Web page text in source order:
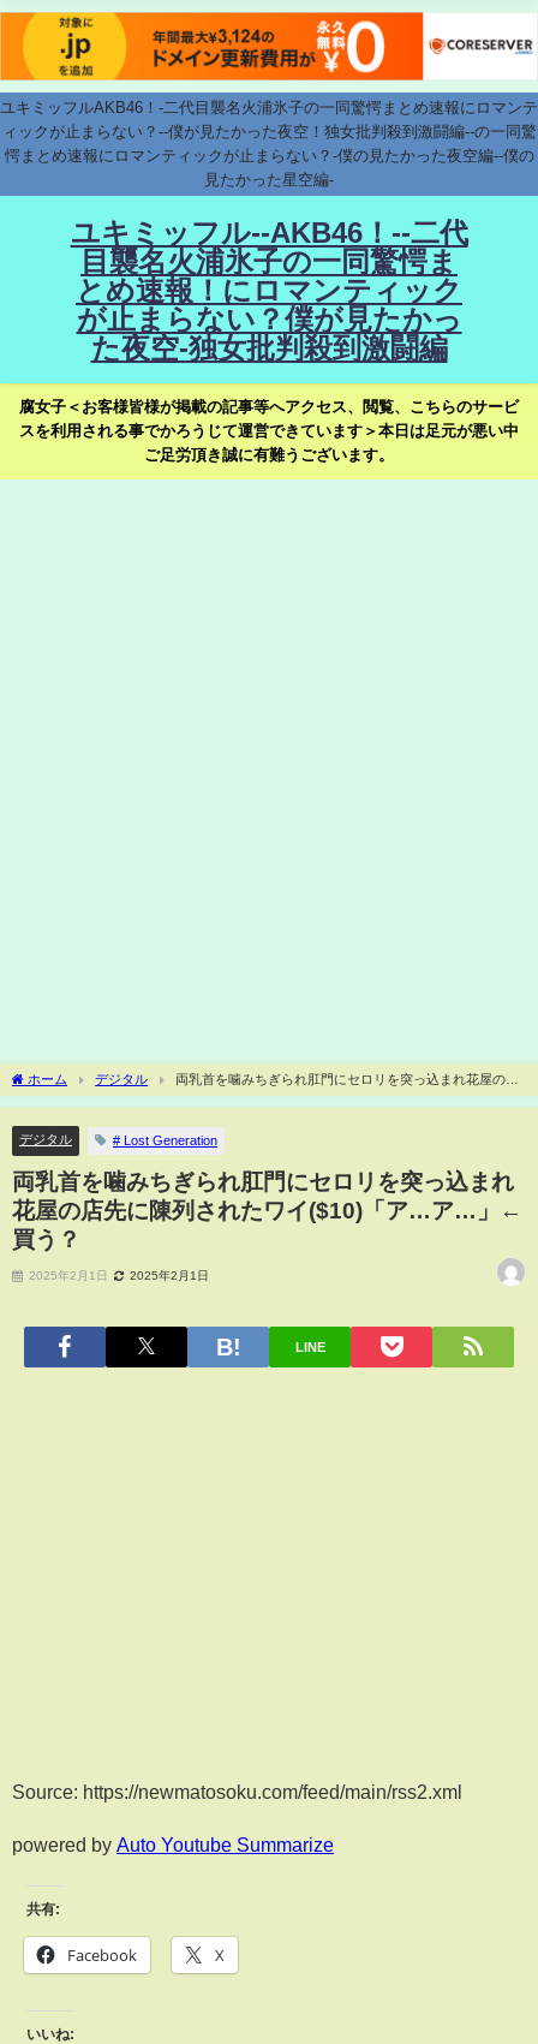
ユキミッフルAKB46！-二代目襲名火浦氷子の一同驚愕まとめ速報にロマンテ
ィックが止まらない？--僕が見たかった夜空！独女批判殺到激闘編--の一同驚
愕まとめ速報にロマンティックが止まらない？-僕の見たかった夜空編--僕の
見たかった星空編-
ユキミッフル--AKB46！--二代
目襲名火浦氷子の一同驚愕ま
とめ速報！にロマンティック
が止まらない？僕が見たかっ
た夜空-独女批判殺到激闘編
腐女子＜お客様皆様が掲載の記事等へアクセス、閲覧、こちらのサービ
スを利用される事でかろうじて運営できています＞本日は足元が悪い中
ご足労頂き誠に有難うございます。
ホーム デジタル
両乳首を噛みちぎられ肛門にセロリを突っ込まれ花屋の店
先に陳列されたワイ($10)「ア…ア…」←買う？
デジタル # Lost Generation
両乳首を噛みちぎられ肛門にセロリを突っ込まれ
花屋の店先に陳列されたワイ($10)「ア…ア…」←
買う？
2025年2月1日 2025年2月1日
LINE
Source: https://newmatosoku.com/feed/main/rss2.xml
powered by Auto Youtube Summarize
共有:
Facebook X
いいね: